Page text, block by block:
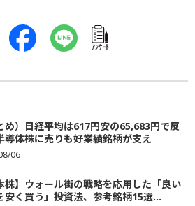
ｱﾝｹｰﾄ
め）日経平均は617円安の65,683円で反
体株に売りも好業績銘柄が支え
06
株】ウォール街の戦略を応用した「良い
安く買う」投資法、参考銘柄15選...